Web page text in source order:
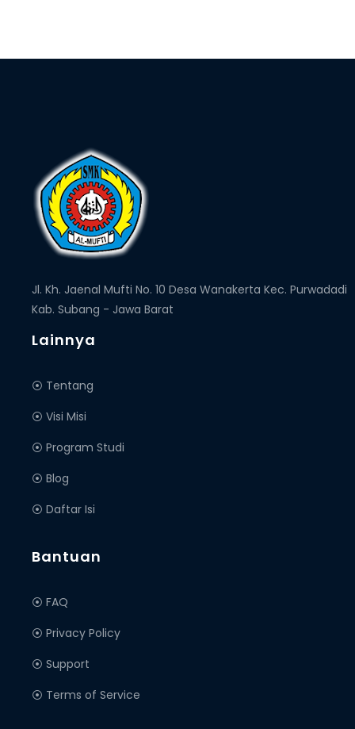
Jl. Kh. Jaenal Mufti No. 10 Desa Wanakerta Kec. Purwadadi
Kab. Subang - Jawa Barat
Lainnya
⦿ Tentang
⦿ Visi Misi
⦿ Program Studi
⦿ Blog
⦿ Daftar Isi
Bantuan
⦿ FAQ
⦿ Privacy Policy
⦿ Support
⦿ Terms of Service